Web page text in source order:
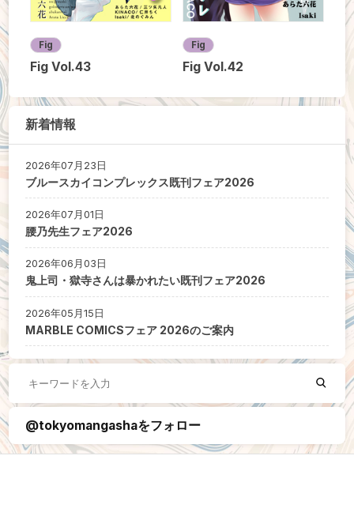
Fig
Fig Vol.43
Fig
Fig Vol.42
新着情報
2026年07月23日
ブルースカイコンプレックス既刊フェア2026
2026年07月01日
腰乃先生フェア2026
2026年06月03日
鬼上司・獄寺さんは暴かれたい既刊フェア2026
2026年05月15日
MARBLE COMICSフェア 2026のご案内
@tokyomangashaをフォロー